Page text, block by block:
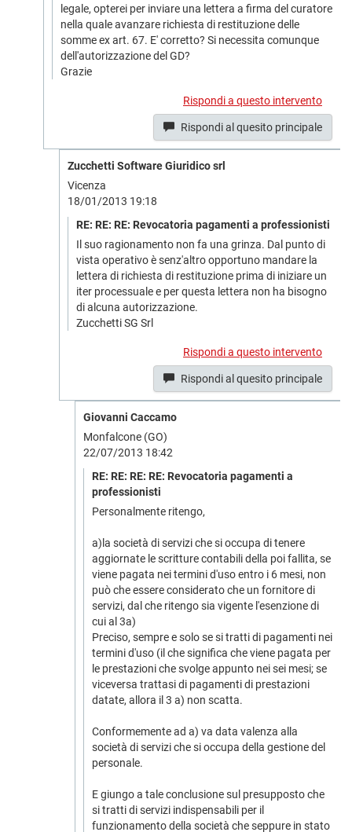
legale, opterei per inviare una lettera a firma del curatore
nella quale avanzare richiesta di restituzione delle
somme ex art. 67. E' corretto? Si necessita comunque
dell'autorizzazione del GD?
Grazie
Rispondi a questo intervento
Rispondi al quesito principale
Zucchetti Software Giuridico srl
Vicenza
18/01/2013 19:18
RE: RE: RE: Revocatoria pagamenti a professionisti
Il suo ragionamento non fa una grinza. Dal punto di
vista operativo è senz'altro opportuno mandare la
lettera di richiesta di restituzione prima di iniziare un
iter processuale e per questa lettera non ha bisogno
di alcuna autorizzazione.
Zucchetti SG Srl
Rispondi a questo intervento
Rispondi al quesito principale
Giovanni Caccamo
Monfalcone (GO)
22/07/2013 18:42
RE: RE: RE: RE: Revocatoria pagamenti a
professionisti
Personalmente ritengo,
a)la società di servizi che si occupa di tenere
aggiornate le scritture contabili della poi fallita, se
viene pagata nei termini d'uso entro i 6 mesi, non
può che essere considerato che un fornitore di
servizi, dal che ritengo sia vigente l'esenzione di
cui al 3a)
Preciso, sempre e solo se si tratti di pagamenti nei
termini d'uso (il che significa che viene pagata per
le prestazioni che svolge appunto nei sei mesi; se
viceversa trattasi di pagamenti di prestazioni
datate, allora il 3 a) non scatta.
Conformemente ad a) va data valenza alla
società di servizi che si occupa della gestione del
personale.
E giungo a tale conclusione sul presupposto che
si tratti di servizi indispensabili per il
funzionamento della società che seppure in stato